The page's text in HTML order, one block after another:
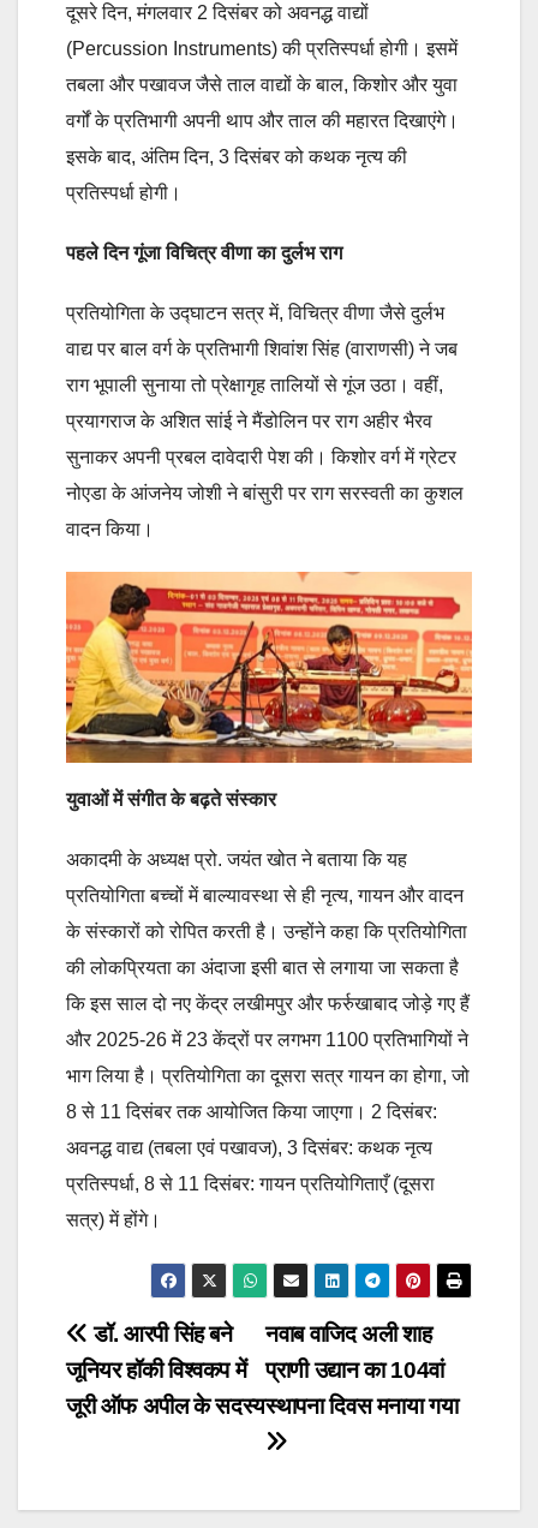
दूसरे दिन, मंगलवार 2 दिसंबर को अवनद्ध वाद्यों
(Percussion Instruments) की प्रतिस्पर्धा होगी। इसमें
तबला और पखावज जैसे ताल वाद्यों के बाल, किशोर और युवा
वर्गों के प्रतिभागी अपनी थाप और ताल की महारत दिखाएंगे।
इसके बाद, अंतिम दिन, 3 दिसंबर को कथक नृत्य की
प्रतिस्पर्धा होगी।
पहले दिन गूंजा विचित्र वीणा का दुर्लभ राग
प्रतियोगिता के उद्घाटन सत्र में, विचित्र वीणा जैसे दुर्लभ
वाद्य पर बाल वर्ग के प्रतिभागी शिवांश सिंह (वाराणसी) ने जब
राग भूपाली सुनाया तो प्रेक्षागृह तालियों से गूंज उठा। वहीं,
प्रयागराज के अशित सांई ने मैंडोलिन पर राग अहीर भैरव
सुनाकर अपनी प्रबल दावेदारी पेश की। किशोर वर्ग में ग्रेटर
नोएडा के आंजनेय जोशी ने बांसुरी पर राग सरस्वती का कुशल
वादन किया।
युवाओं में संगीत के बढ़ते संस्कार
अकादमी के अध्यक्ष प्रो. जयंत खोत ने बताया कि यह
प्रतियोगिता बच्चों में बाल्यावस्था से ही नृत्य, गायन और वादन
के संस्कारों को रोपित करती है। उन्होंने कहा कि प्रतियोगिता
की लोकप्रियता का अंदाजा इसी बात से लगाया जा सकता है
कि इस साल दो नए केंद्र लखीमपुर और फर्रुखाबाद जोड़े गए हैं
और 2025-26 में 23 केंद्रों पर लगभग 1100 प्रतिभागियों ने
भाग लिया है। प्रतियोगिता का दूसरा सत्र गायन का होगा, जो
8 से 11 दिसंबर तक आयोजित किया जाएगा। 2 दिसंबर:
अवनद्ध वाद्य (तबला एवं पखावज), 3 दिसंबर: कथक नृत्य
प्रतिस्पर्धा, 8 से 11 दिसंबर: गायन प्रतियोगिताएँ (दूसरा
सत्र) में होंगे।
Post
navigation
नवाब वाजिद अली शाह
प्राणी उद्यान का 104वां
स्थापना दिवस मनाया गया
डॉ. आरपी सिंह बने
जूनियर हॉकी विश्वकप में
जूरी ऑफ अपील के सदस्य